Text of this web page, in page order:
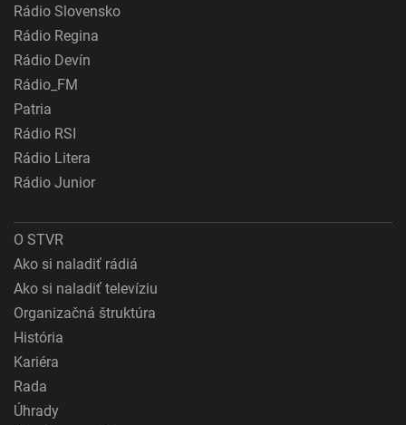
Rádio Slovensko
Rádio Regina
Rádio Devín
Rádio_FM
Patria
Rádio RSI
Rádio Litera
Rádio Junior
O STVR
Ako si naladiť rádiá
Ako si naladiť televíziu
Organizačná štruktúra
História
Kariéra
Rada
Úhrady